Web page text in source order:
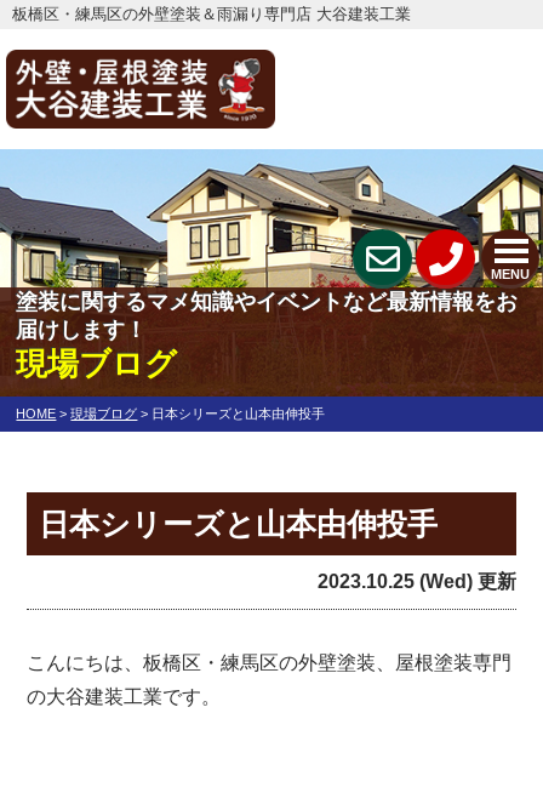
板橋区・練馬区の外壁塗装＆雨漏り専門店 大谷建装工業
MENU
塗装に関するマメ知識やイベントなど最新情報をお
届けします！
現場ブログ
HOME >現場ブログ > 日本シリーズと山本由伸投手
日本シリーズと山本由伸投手
2023.10.25 (Wed) 更新
こんにちは、板橋区・練馬区の外壁塗装、屋根塗装専門
の大谷建装工業です。